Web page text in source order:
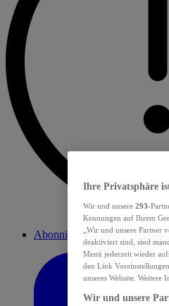
Abonnieren
Ihre Privatsphäre
Wir und unsere 293-
Kennungen auf Ihrem
„Wir und unsere Partner
deaktiviert sind, sind
Menü jederzeit wieder
den Link
unseres Website.
Wir und unsere